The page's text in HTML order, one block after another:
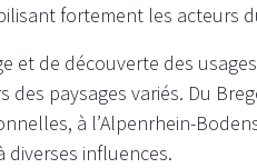
fortement les acteurs
et de découverte des
des paysages variés. Du
à l’Alpenrhein-
diverses influences.